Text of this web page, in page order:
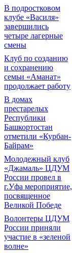
В подростковом
клубе «Василя»
завершились
четыре лагерные
смены
Клуб по созданию
и сохранению
семьи «Аманат»
продолжает работу
В домах
престарелых
Республики
Башкортостан
отметили «Курбан-
Байрам»
Молодежный клуб
«Джамаль» ЦДУМ
России провел в
г.Уфа мероприятие,
посвященное
Великой Победе
Волонтеры ЦДУМ
России приняли
участие в «зеленой
волне»